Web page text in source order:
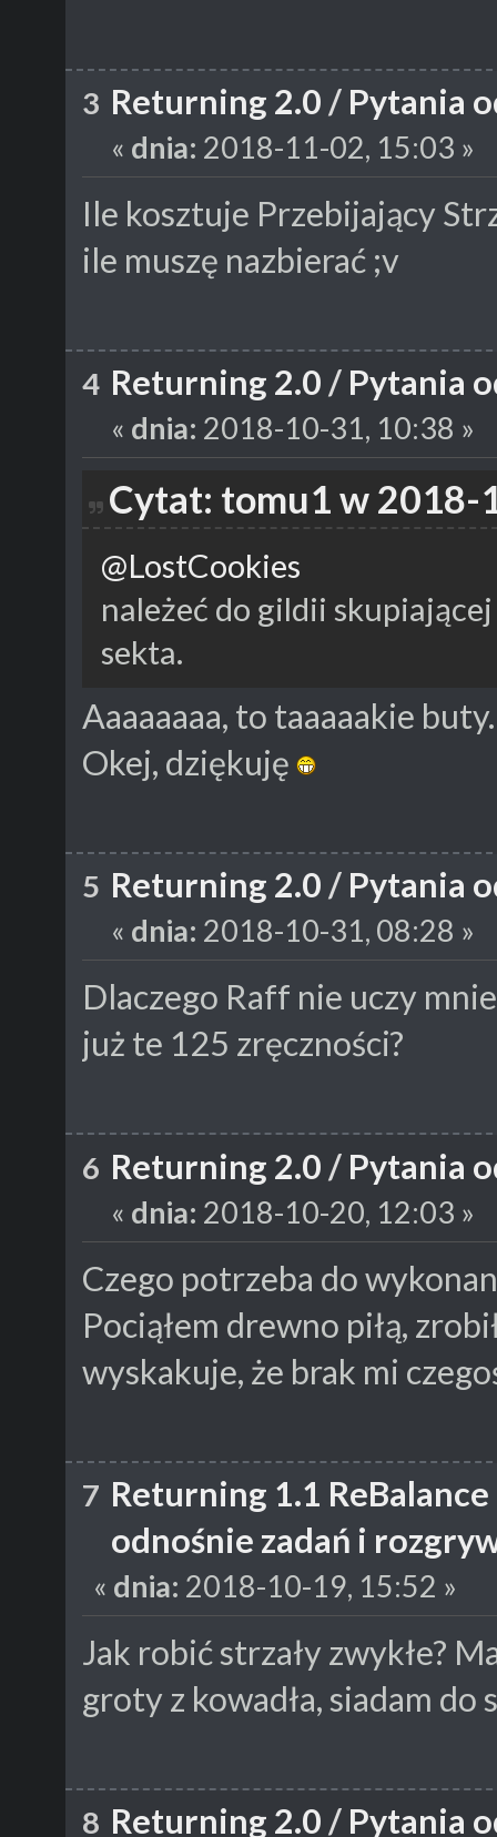
3 Returning 2.0 / Pytania
« dnia: 2018-11-02, 15:03 »
Ile kosztuje Przebijający
ile muszę nazbierać ;v
4 Returning 2.0 / Pytania
« dnia: 2018-10-31, 10:38 »
Cytat: tomu1 w 2018-
@LostCookies
należeć do gildii
sekta.
Aaaaaaaa, to taaaaakie buty.
Okej, dziękuję
5 Returning 2.0 / Pytania
« dnia: 2018-10-31, 08:28 »
Dlaczego Raff nie uczy
już te 125 zręczności?
6 Returning 2.0 / Pytania
« dnia: 2018-10-20, 12:03 »
Czego potrzeba do
Pociąłem drewno piłą,
wyskakuje, że brak mi
7 Returning 1.1
odnośnie zadań i
« dnia: 2018-10-19, 15:52 »
Jak robić strzały zwykłe?
groty z kowadła, siadam do
8 Returning 2.0 / Pytania